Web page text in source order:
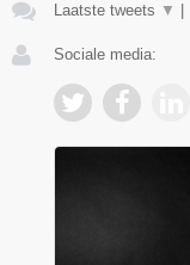
Laatste tweets ▼
Sociale media: